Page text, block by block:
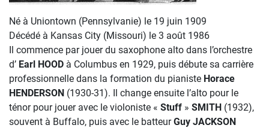
Né à Uniontown (Pennsylvanie) le 19 juin 1909
Décédé à Kansas City (Missouri) le 3 août 1986
Il commence par jouer du saxophone alto dans l’orchestre
d’ Earl HOOD à Columbus en 1929, puis débute sa carrière
professionnelle dans la formation du pianiste Horace
HENDERSON (1930-31). Il change ensuite l’alto pour le
ténor pour jouer avec le violoniste « Stuff » SMITH (1932),
souvent à Buffalo, puis avec le batteurGuy JACKSON